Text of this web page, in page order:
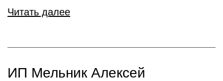
Читать далее
ИП Мельник Алексей